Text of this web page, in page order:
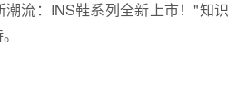
流：INS鞋系列全新上市！"知识